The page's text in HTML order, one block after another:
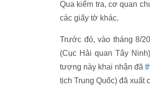
Qua kiểm tra, cơ quan
các giấy tờ khác.
Trước đó, vào tháng 8/
(Cục Hải quan Tây
tượng này khai nhận đã
tịch Trung Quốc) đã xuất